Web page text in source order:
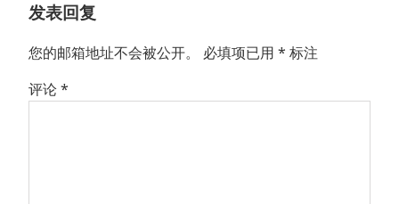
发表回复
您的邮箱地址不会被公开。 必填项已用 * 标注
评论*